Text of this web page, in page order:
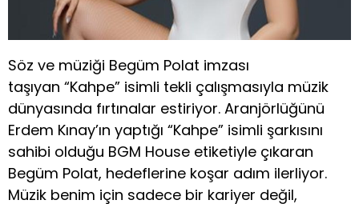
Söz ve müziği Begüm Polat imzası
taşıyan “Kahpe” isimli tekli çalışmasıyla müzik
dünyasında fırtınalar estiriyor. Aranjörlüğünü
Erdem Kınay’ın yaptığı “Kahpe” isimli şarkısını
sahibi olduğu BGM House etiketiyle çıkaran
Begüm Polat, hedeflerine koşar adım ilerliyor.
Müzik benim için sadece bir kariyer değil,